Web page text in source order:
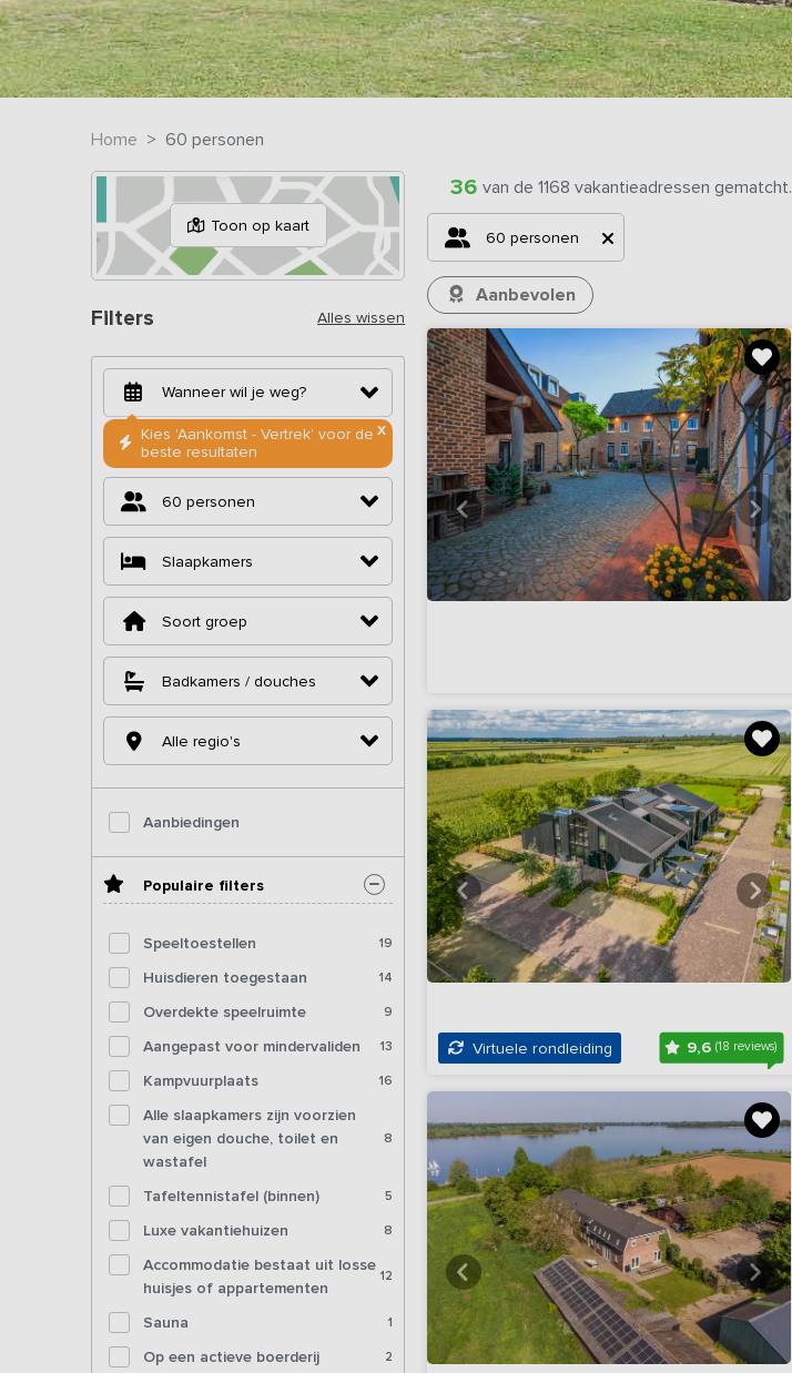
Home 60 personen
Toon op kaart
Filters Alles wissen
X
Kies 'Aankomst - Vertrek' voor de
beste resultaten
60 personen
Slaapkamers
Soort groep
Badkamers / douches
Alle regio's
Aanbiedingen
Populaire filters
Speeltoestellen 19
Huisdieren toegestaan 14
Overdekte speelruimte 9
Aangepast voor mindervaliden 13
Kampvuurplaats 16
Alle slaapkamers zijn voorzien
van eigen douche, toilet en
wastafel
8
Tafeltennistafel (binnen) 5
Luxe vakantiehuizen 8
Accommodatie bestaat uit losse
huisjes of appartementen
12
Sauna 1
Op een actieve boerderij 2
36 van de 1168 vakantieadressen gematcht.
60 personen
Aanbevolen
Virtuele rondleiding 9,6(18 reviews)